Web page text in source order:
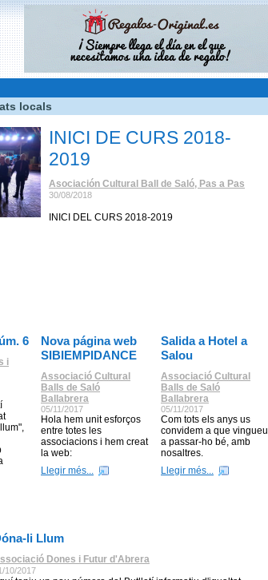
locals
INICI DE CURS 2018-
2019
Asociación Cultural Ball de Saló, Pas a Pas
30/08/2018
INICI DEL CURS 2018-2019
6
i
Nova página web
SIBIEMPIDANCE
Associació Cultural
Balls de Saló
Ballabrera
05/11/2017
Hola hem unit esforços
entre totes les
associacions i hem creat
la web:
Llegir més...
Salida a Hotel a
Salou
Associació Cultural
Balls de Saló
Ballabrera
05/11/2017
Com tots els anys us
convidem a que vingueu
a passar-ho bé, amb
nosaltres.
Llegir més...
li Llum
Dones i Futur d'Abrera
10/2017